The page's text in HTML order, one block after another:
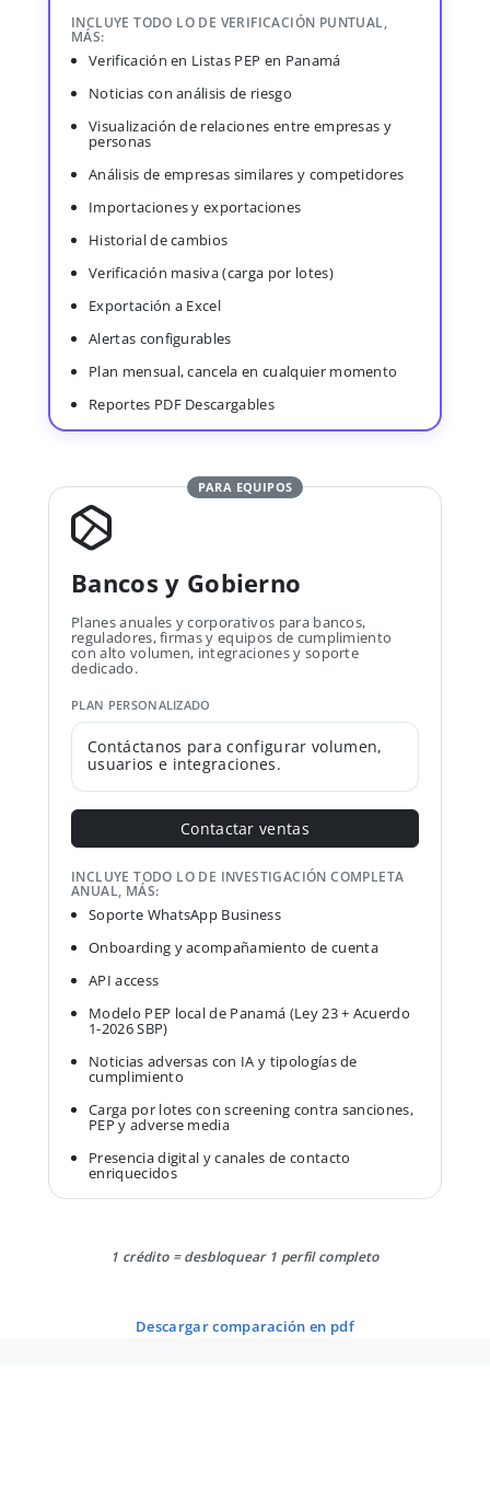
INCLUYE TODO LO DE VERIFICACIÓN PUNTUAL,
MÁS:
Verificación en Listas PEP en Panamá
Noticias con análisis de riesgo
Visualización de relaciones entre empresas y
personas
Análisis de empresas similares y competidores
Importaciones y exportaciones
Historial de cambios
Verificación masiva (carga por lotes)
Exportación a Excel
Alertas configurables
Plan mensual, cancela en cualquier momento
Reportes PDF Descargables
PARA EQUIPOS
Bancos y Gobierno
Planes anuales y corporativos para bancos,
reguladores, firmas y equipos de cumplimiento
con alto volumen, integraciones y soporte
dedicado.
PLAN PERSONALIZADO
Contáctanos para configurar volumen,
usuarios e integraciones.
Contactar ventas
INCLUYE TODO LO DE INVESTIGACIÓN COMPLETA
ANUAL, MÁS:
Soporte WhatsApp Business
Onboarding y acompañamiento de cuenta
API access
Modelo PEP local de Panamá (Ley 23 + Acuerdo
1-2026 SBP)
Noticias adversas con IA y tipologías de
cumplimiento
Carga por lotes con screening contra sanciones,
PEP y adverse media
Presencia digital y canales de contacto
enriquecidos
1 crédito = desbloquear 1 perfil completo
descargar comparación en pdf